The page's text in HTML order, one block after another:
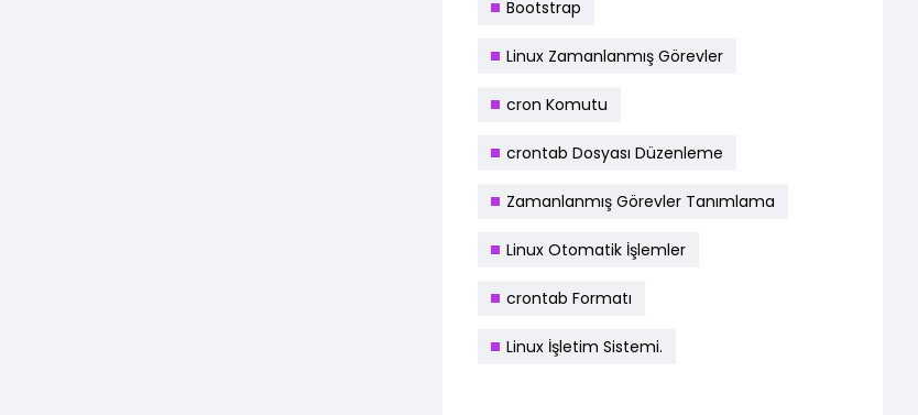
Bootstrap
Linux Zamanlanmış Görevler
cron Komutu
crontab Dosyası Düzenleme
Zamanlanmış Görevler Tanımlama
Linux Otomatik İşlemler
crontab Formatı
Linux İşletim Sistemi.